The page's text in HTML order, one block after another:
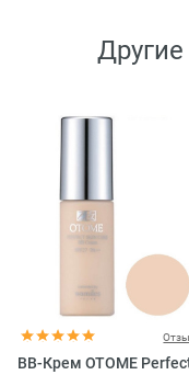
BB-Крем OTOME